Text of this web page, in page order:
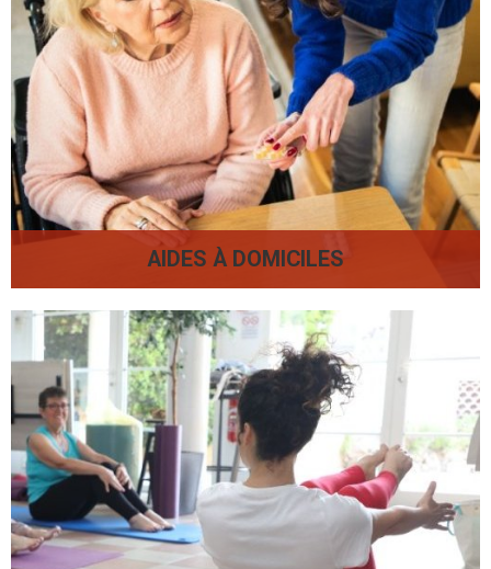
AIDES À DOMICILES